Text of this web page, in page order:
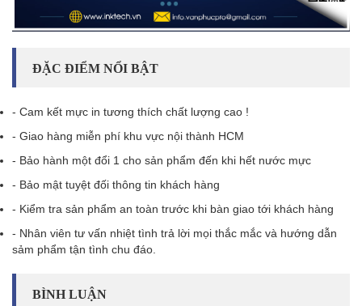
ĐẶC ĐIỂM NỔI BẬT
- Cam kết mực in tương thích chất lượng cao !
- Giao hàng miễn phí khu vực nội thành HCM
- Bảo hành một đổi 1 cho sản phẩm đến khi hết nước mực
- Bảo mật tuyệt đối thông tin khách hàng
- Kiểm tra sản phẩm an toàn trước khi bàn giao tới khách hàng
- Nhân viên tư vấn nhiệt tình trả lời mọi thắc mắc và hướng dẫn
sảm phẩm tận tình chu đáo.
BÌNH LUẬN